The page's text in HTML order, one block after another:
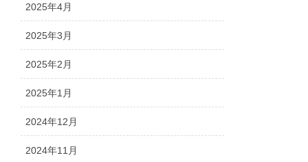
2025年4月
2025年3月
2025年2月
2025年1月
2024年12月
2024年11月